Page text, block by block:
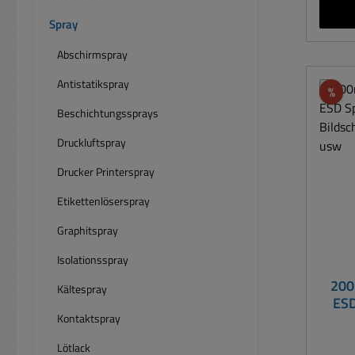
Spray
Abschirmspray
Antistatikspray
Beschichtungssprays
Druckluftspray
Drucker Printerspray
Etikettenlöserspray
Graphitspray
Isolationsspray
Kältespray
Kontaktspray
Lötlack
mit
der
%